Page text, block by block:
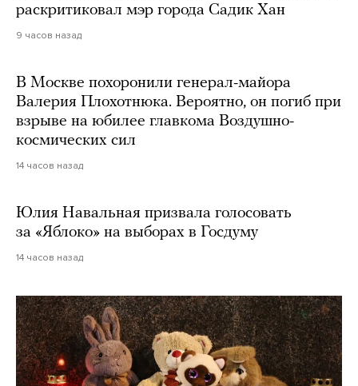
раскритиковал мэр города Садик Хан
9 часов назад
В Москве похоронили генерал-майора
Валерия Плохотнюка. Вероятно, он погиб при
взрыве на юбилее главкома Воздушно-
космических сил
14 часов назад
Юлия Навальная призвала голосовать
за «Яблоко» на выборах в Госдуму
14 часов назад